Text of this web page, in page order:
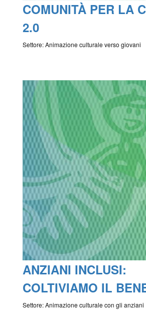
COMUNITÀ PER LA
2.0
Settore: Animazione culturale verso giovani
ANZIANI INCLUSI:
COLTIVIAMO IL
Settore: Animazione culturale con gli anziani